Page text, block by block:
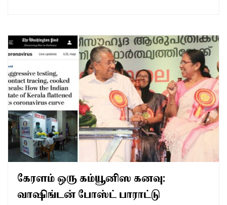
கேரளம் ஒரு கம்யூனிஸ கனவு:
வாஷிங்டன் போஸ்ட் பாராட்டு